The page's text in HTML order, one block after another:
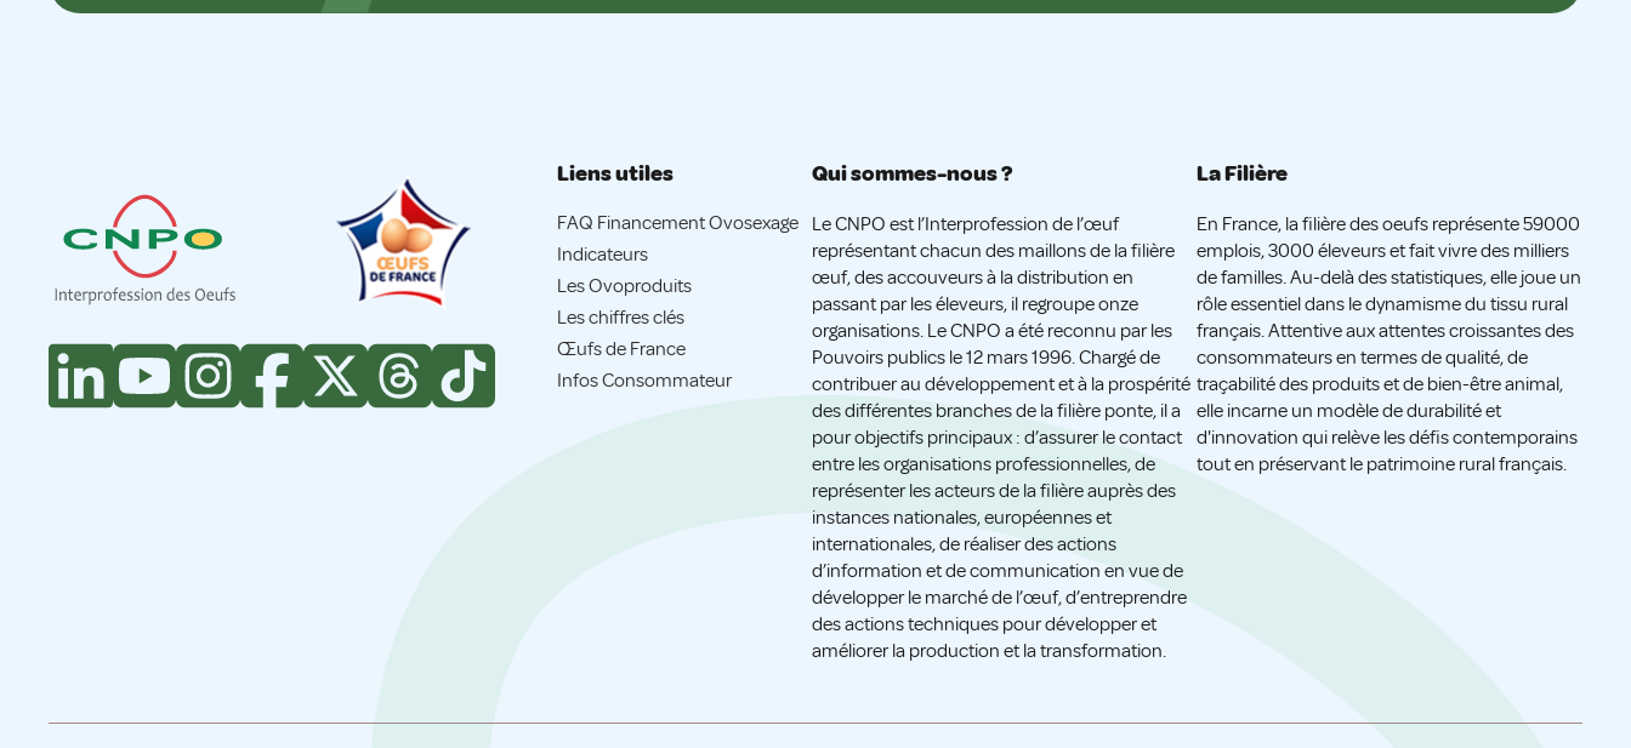
Liens utiles
FAQ Financement Ovosexage
Indicateurs
Les Ovoproduits
Les chiffres clés
Œufs de France
Infos Consommateur
Qui sommes-nous ?
Le CNPO est l’Interprofession de l’œuf
représentant chacun des maillons de la filière
œuf, des accouveurs à la distribution en
passant par les éleveurs, il regroupe onze
organisations. Le CNPO a été reconnu par les
Pouvoirs publics le 12 mars 1996. Chargé de
contribuer au développement et à la prospérité
des différentes branches de la filière ponte, il a
pour objectifs principaux : d’assurer le contact
entre les organisations professionnelles, de
représenter les acteurs de la filière auprès des
instances nationales, européennes et
internationales, de réaliser des actions
d’information et de communication en vue de
développer le marché de l’œuf, d’entreprendre
des actions techniques pour développer et
améliorer la production et la transformation.
La Filière
En France, la filière des oeufs représente 59000
emplois, 3000 éleveurs et fait vivre des milliers
de familles. Au-delà des statistiques, elle joue un
rôle essentiel dans le dynamisme du tissu rural
français. Attentive aux attentes croissantes des
consommateurs en termes de qualité, de
traçabilité des produits et de bien-être animal,
elle incarne un modèle de durabilité et
d'innovation qui relève les défis contemporains
tout en préservant le patrimoine rural français.